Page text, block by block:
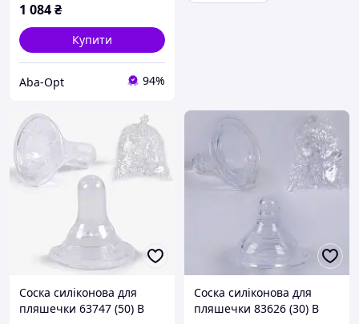
1 084₴
Купити
Aba-Opt 94%
Соска силіконова для
пляшечки 63747 (50) В
Соска силіконова для
пляшечки 83626 (30) В